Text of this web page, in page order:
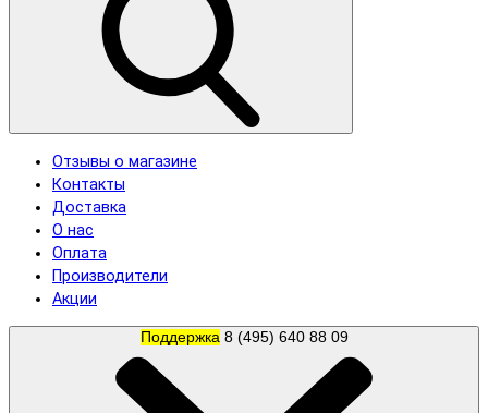
Отзывы о магазине
Контакты
Доставка
О нас
Оплата
Производители
Акции
Поддержка 8 (495) 640 88 09